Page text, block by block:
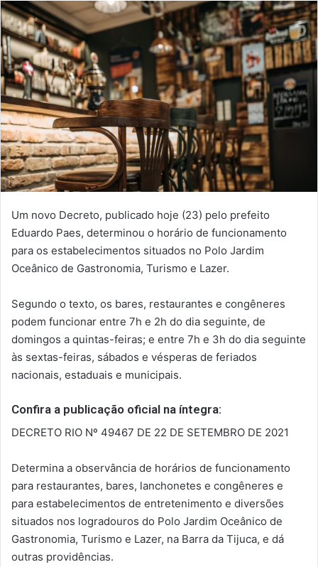
mail
Um novo Decreto, publicado hoje (23) pelo prefeito
Eduardo Paes, determinou o horário de funcionamento
para os estabelecimentos situados no Polo Jardim
Oceânico de Gastronomia, Turismo e Lazer.
Segundo o texto, os bares, restaurantes e congêneres
podem funcionar entre 7h e 2h do dia seguinte, de
domingos a quintas-feiras; e entre 7h e 3h do dia seguinte
às sextas-feiras, sábados e vésperas de feriados
nacionais, estaduais e municipais.
Confira a publicação oficial na íntegra:
DECRETO RIO Nº 49467 DE 22 DE SETEMBRO DE 2021
Determina a observância de horários de funcionamento
para restaurantes, bares, lanchonetes e congêneres e
para estabelecimentos de entretenimento e diversões
situados nos logradouros do Polo Jardim Oceânico de
Gastronomia, Turismo e Lazer, na Barra da Tijuca, e dá
outras providências.